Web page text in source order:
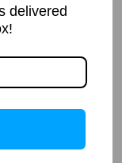
delivered